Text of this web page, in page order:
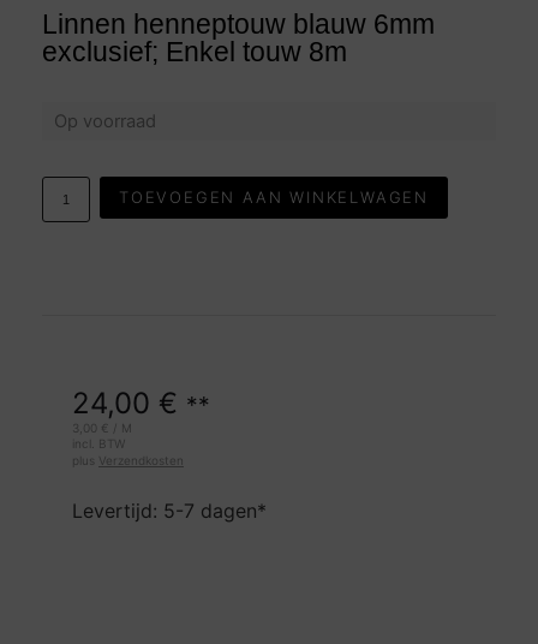
Linnen henneptouw blauw 6mm
exclusief; Enkel touw 8m
Op voorraad
TOEVOEGEN AAN WINKELWAGEN
24,00 € **
3,00 €
M
incl. BTW
plus Verzendkosten
Levertijd: 5-7 dagen*